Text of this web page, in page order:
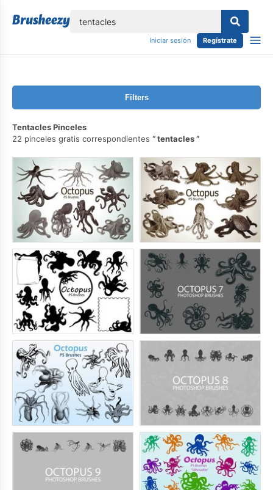
Iniciar sesión Regístrate
Filters
Tentacles Pinceles
22 pinceles gratis correspondientes
tentacles